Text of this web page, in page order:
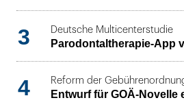
3 Deutsche Multicenterstudie
Parodontaltherapie-App
4 Reform der
Entwurf für GOÄ-Novelle